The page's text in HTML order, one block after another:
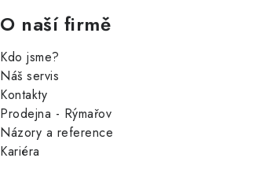
O naší firmě
Kdo jsme?
Náš servis
Kontakty
Prodejna - Rýmařov
Názory a reference
Kariéra